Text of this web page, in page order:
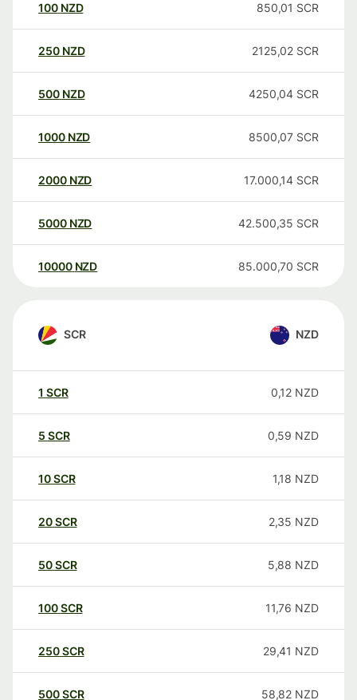
100 NZD 850,01 SCR
250 NZD 2125,02 SCR
500 NZD 4250,04 SCR
1000 NZD 8500,07 SCR
2000 NZD 17.000,14 SCR
5000 NZD 42.500,35 SCR
10000 NZD 85.000,70 SCR
SCR NZD
1 SCR 0,12 NZD
5 SCR 0,59 NZD
10SCR 1,18 NZD
20SCR 2,35 NZD
50SCR 5,88 NZD
100SCR 11,76 NZD
250SCR 29,41 NZD
500SCR 58,82 NZD